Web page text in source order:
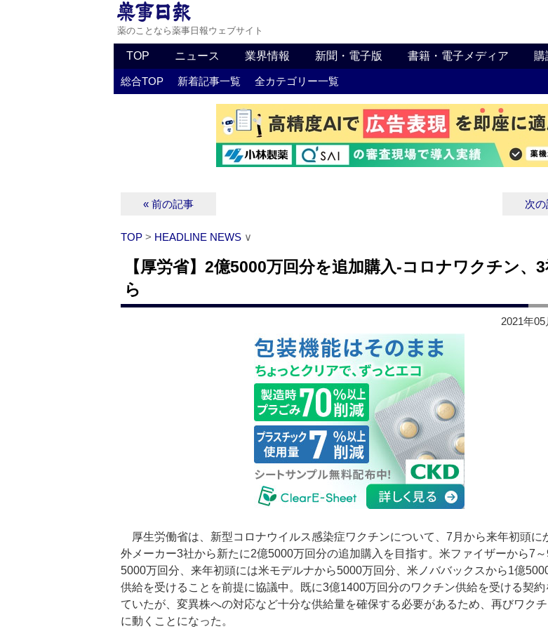
薬のことなら薬事日報ウェブサイト
TOP ニュース 業界情報 新聞・電子版 書籍・電子メディア 購
総合TOP 新着記事一覧 全カテゴリー一覧
« 前の記事 次
TOP > HEADLINE NEWS ∨
【厚労省】2億5000万回分を追加購入‐コロナワクチン、
ら
2021年
厚生労働省は、新型コロナウイルス感染症ワクチンについて、7月から来年初頭に
外メーカー3社から新たに2億5000万回分の追加購入を目指す。米ファイザーから7
5000万回分、来年初頭には米モデルナから5000万回分、米ノババックスから1億
供給を受けることを前提に協議中。既に3億1400万回分のワクチン供給を受ける契約
ていたが、変異株への対応など十分な供給量を確保する必要があるため、再びワク
に動くことになった。